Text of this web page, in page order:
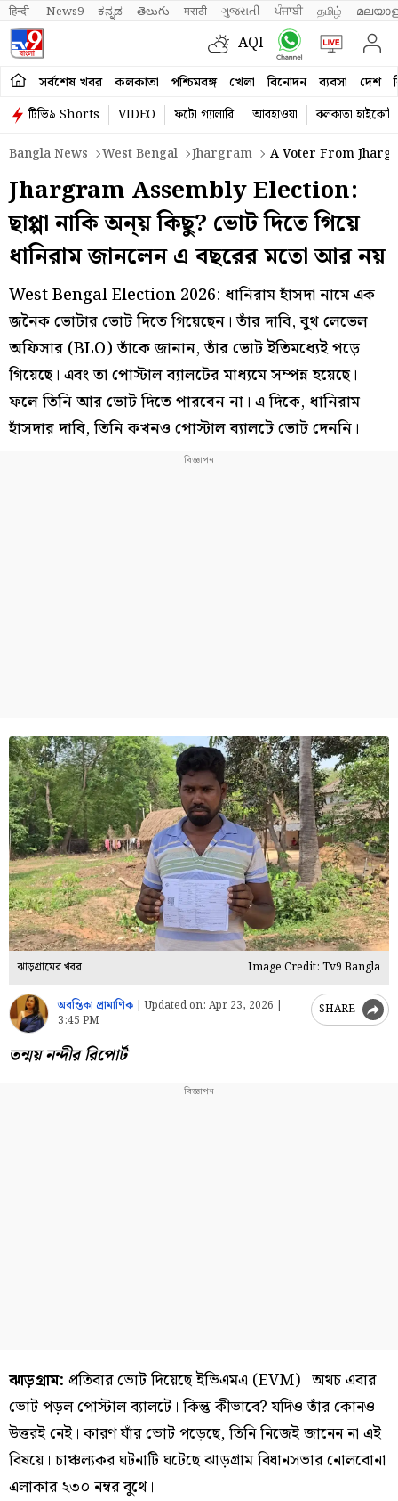
हिन्दी News9 ಕನ್ನಡ తెలుగు मराठी ગુજરાતી ਪੰਜਾਬੀ தமிழ்
AQI
সর্বশেষ খবর কলকাতা পশ্চিমবঙ্গ খেলা বিনোদন ব্যবসা দেশ
টিভি৯ Shorts VIDEO ফটো গ্যালারি আবহাওয়া
কলকাতা হাইকোর্ট
Bangla News
West Bengal Jhargram A Voter From
Jhargram Assembly Election:
ছাপ্পা নাকি অন্য় কিছু? ভোট দিতে গিয়ে
ধানিরাম জানলেন এ বছরের মতো আর নয়
West Bengal Election 2026: ধানিরাম হাঁসদা নামে এক
জনৈক ভোটার ভোট দিতে গিয়েছেন। তাঁর দাবি, বুথ লেভেল
অফিসার (BLO) তাঁকে জানান, তাঁর ভোট ইতিমধ্যেই পড়ে
গিয়েছে। এবং তা পোস্টাল ব্যালটের মাধ্যমে সম্পন্ন হয়েছে।
ফলে তিনি আর ভোট দিতে পারবেন না। এ দিকে, ধানিরাম
হাঁসদার দাবি, তিনি কখনও পোস্টাল ব্যালটে ভোট দেননি।
ঝাড়গ্রামের খবর Image Credit: Tv9 Bangla
অবন্তিকা প্রামাণিক|Updated on: Apr 23, 2026 |
3:45 PM
SHARE
তন্ময় নন্দীর রিপোর্ট
ঝাড়গ্রাম: প্রতিবার ভোট দিয়েছে ইভিএমএ (EVM)। অথচ এবার
ভোট পড়ল পোস্টাল ব্যালটে। কিন্তু কীভাবে? যদিও তাঁর কোনও
উত্তরই নেই। কারণ যাঁর ভোট পড়েছে, তিনি নিজেই জানেন না এই
বিষয়ে। চাঞ্চল্যকর ঘটনাটি ঘটেছে ঝাড়গ্রাম বিধানসভার নোলবোনা
এলাকার ২৩০ নম্বর বুথে।